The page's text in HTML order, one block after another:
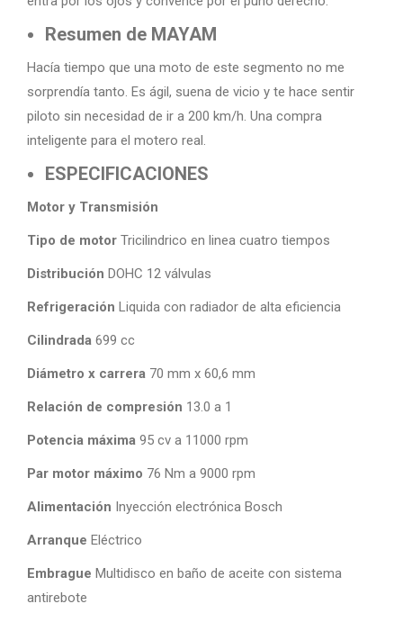
Resumen de MAYAM
Hacía tiempo que una moto de este segmento no me
sorprendía tanto. Es ágil, suena de vicio y te hace sentir
piloto sin necesidad de ir a 200 km/h. Una compra
inteligente para el motero real.
ESPECIFICACIONES
Motor y Transmisión
Tipo de motor Tricilindrico en linea cuatro tiempos
Distribución DOHC 12 válvulas
Refrigeración Liquida con radiador de alta eficiencia
Cilindrada 699 cc
Diámetro x carrera 70 mm x 60,6 mm
Relación de compresión 13.0 a 1
Potencia máxima 95 cv a 11000 rpm
Par motor máximo 76 Nm a 9000 rpm
Alimentación Inyección electrónica Bosch
Arranque Eléctrico
Embrague Multidisco en baño de aceite con sistema
antirebote